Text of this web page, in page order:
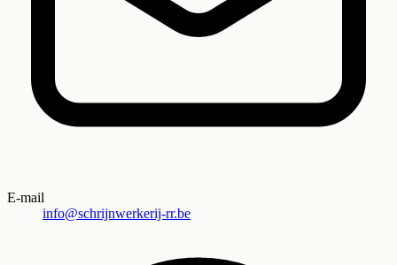
E-mail
info@schrijnwerkerij-rr.be